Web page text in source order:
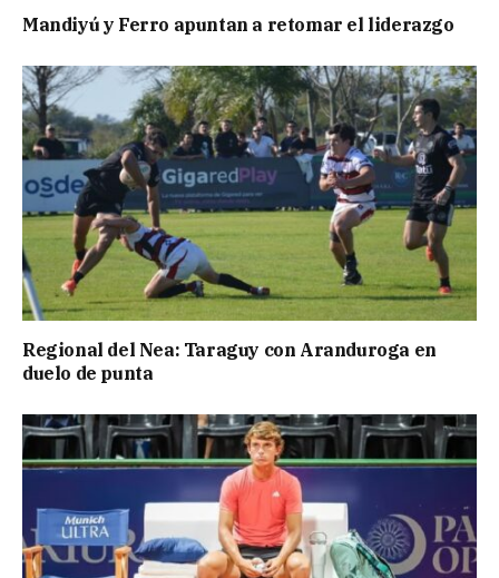
Mandiyú y Ferro apuntan a retomar el liderazgo
Regional del Nea: Taraguy con Aranduroga en
duelo de punta